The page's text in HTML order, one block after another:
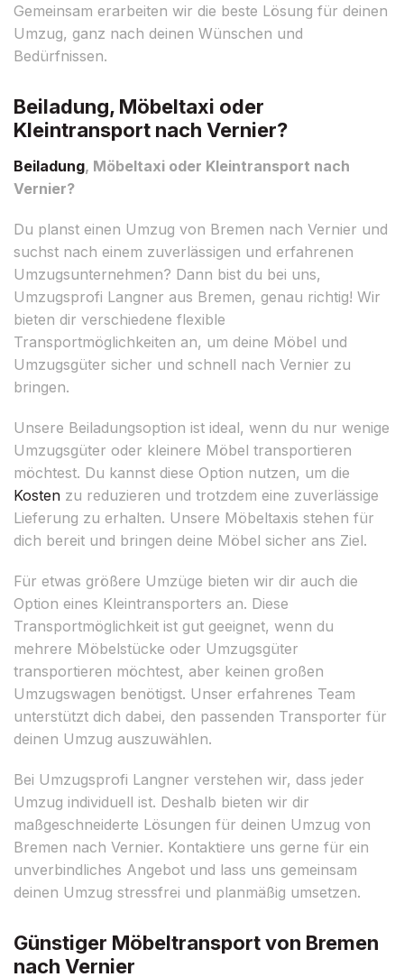
Gemeinsam erarbeiten wir die beste Lösung für deinen
Umzug, ganz nach deinen Wünschen und
Bedürfnissen.
Beiladung, Möbeltaxi oder
Kleintransport nach Vernier?
Beiladung, Möbeltaxi oder Kleintransport nach
Vernier?
Du planst einen Umzug von Bremen nach Vernier und
suchst nach einem zuverlässigen und erfahrenen
Umzugsunternehmen? Dann bist du bei uns,
Umzugsprofi Langner aus Bremen, genau richtig! Wir
bieten dir verschiedene flexible
Transportmöglichkeiten an, um deine Möbel und
Umzugsgüter sicher und schnell nach Vernier zu
bringen.
Unsere Beiladungsoption ist ideal, wenn du nur wenige
Umzugsgüter oder kleinere Möbel transportieren
möchtest. Du kannst diese Option nutzen, um die
Kosten zu reduzieren und trotzdem eine zuverlässige
Lieferung zu erhalten. Unsere Möbeltaxis stehen für
dich bereit und bringen deine Möbel sicher ans Ziel.
Für etwas größere Umzüge bieten wir dir auch die
Option eines Kleintransporters an. Diese
Transportmöglichkeit ist gut geeignet, wenn du
mehrere Möbelstücke oder Umzugsgüter
transportieren möchtest, aber keinen großen
Umzugswagen benötigst. Unser erfahrenes Team
unterstützt dich dabei, den passenden Transporter für
deinen Umzug auszuwählen.
Bei Umzugsprofi Langner verstehen wir, dass jeder
Umzug individuell ist. Deshalb bieten wir dir
maßgeschneiderte Lösungen für deinen Umzug von
Bremen nach Vernier. Kontaktiere uns gerne für ein
unverbindliches Angebot und lass uns gemeinsam
deinen Umzug stressfrei und planmäßig umsetzen.
Günstiger Möbeltransport von Bremen
nach Vernier